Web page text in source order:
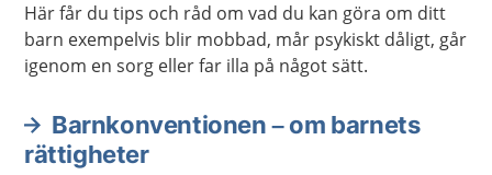
Här får du tips och råd om vad du kan göra om ditt
barn exempelvis blir mobbad, mår psykiskt dåligt, går
igenom en sorg eller far illa på något sätt.
Barnkonventionen – om barnets
rättigheter